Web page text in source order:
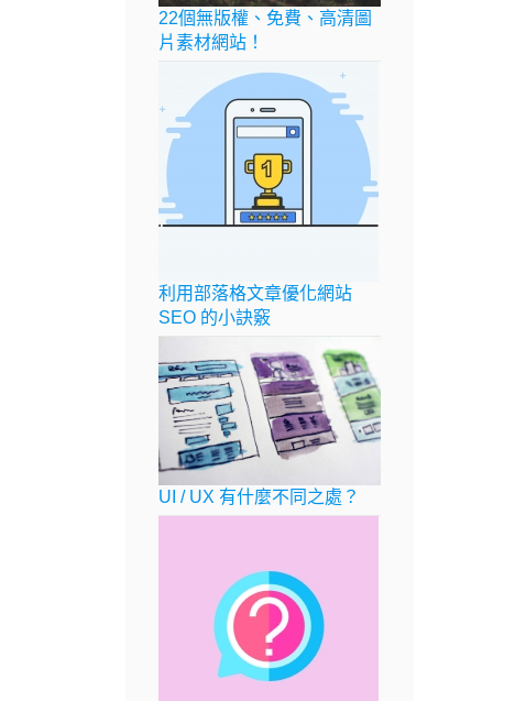
22個無版權、免費、高清圖
片素材網站！
利用部落格文章優化網站
SEO 的小訣竅
UI / UX 有什麼不同之處？